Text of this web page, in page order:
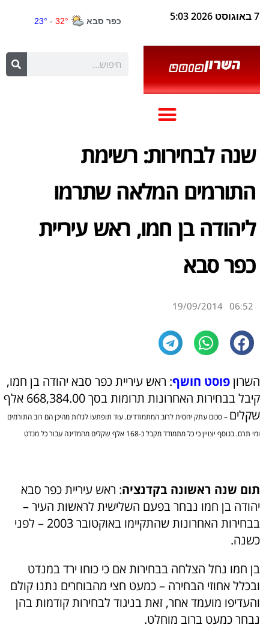
7 באוגוסט 2026 5:03
שנה לבחירות: רשימת
התורמים המלאה שתרמו
ליהודה בן חמו, ראש עיריית
כפר סבא
06:52
19/09/2014
השרוןפוסט חושף: ראש עיריית כפר סבא יהודה בן חמו,
קיבל בבחירות האחרונות תרומות בסך 668,384.00 אלף
שקלים – סכום עתק יחסית לרוב המתמודדים. עוד תופתעו לגלות מהיכן הם רוב התורמים
ומי תרם. בנוסף יצויין כי כל מתמודד מקבל כ-168 אלף שקלים מהמדינה עבור כל מנדט
תום שנה ראשונה בקדנציה: ראש עיריית כפר סבא
יהודה בן חמו נבחר בפעם השלישית לראשות העיר –
בבחירות האחרונות שהתקיימו באוקטובר 2003 – לפני
כשנה.
בן חמו נחל הצלחה בבחירות אם כי כוחו ירד במנדט
ובכלל אחוזי הבחירה – כמעט חצי מהבוחרים נתנו קולם
והעדיפו מועמד אחר, זאת בניגוד לבחירות קודמות בהן
נבחר כמעט ברוב מוחלט.